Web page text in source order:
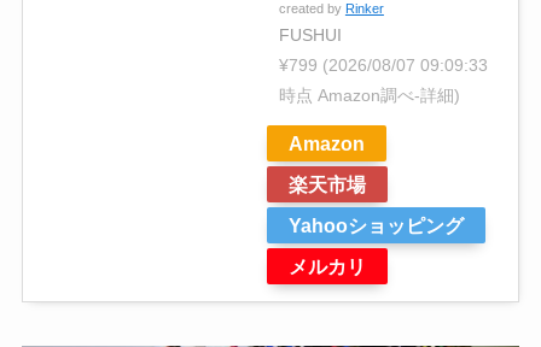
created by Rinker
FUSHUI
¥799 (2026/08/07 09:09:33
時点 Amazon調べ-詳細)
Amazon
楽天市場
Yahooショッピング
メルカリ